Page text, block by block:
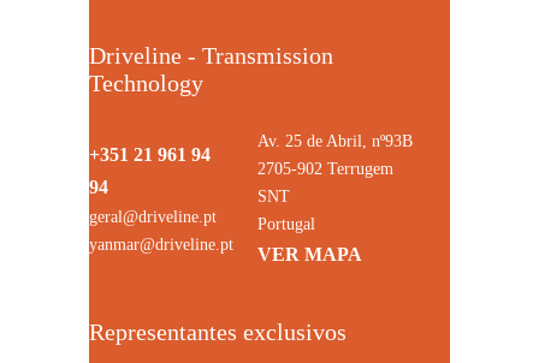
Driveline - Transmission
Technology
+351 21 961 94
94
geral@driveline.pt
yanmar@driveline.pt
Av. 25 de Abril, nº93B
2705-902 Terrugem
SNT
Portugal
VER MAPA
Representantes exclusivos